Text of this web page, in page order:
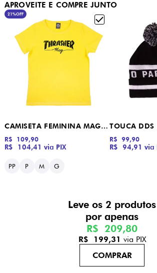
APROVEITE E COMPRE JUNTO
21%OFF
CAMISETA FEMININA MAG LOGO THRASHER MAGAZINE AMARELA
R$ 104,41 via PIX
R$ 109,90
PP P M G
R$ 94,91 via
R$ 99,90
Leve os 2 produtos
R$ 209,80
R$ 199,31 via PIX